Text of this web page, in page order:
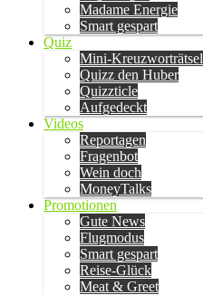
Madame Energie
Smart gespart
Quiz
Mini-Kreuzworträtsel
Quizz den Huber
Quizzticle
Aufgedeckt
Videos
Reportagen
Fragenbot
Wein doch
MoneyTalks
Promotionen
Gute News
Flugmodus
Smart gespart
Reise-Glück
Meat & Greet